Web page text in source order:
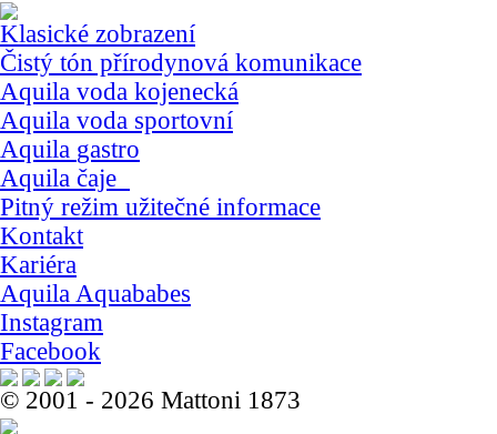
Klasické zobrazení
Čistý tón přírodynová komunikace
Aquila voda kojenecká
Aquila voda sportovní
Aquila gastro
Aquila čaje
Pitný režim užitečné informace
Kontakt
Kariéra
Aquila Aquababes
Instagram
Facebook
© 2001 - 2026 Mattoni 1873